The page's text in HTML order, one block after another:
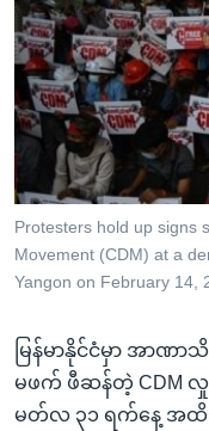
ပင်မ
အ
ညွန်း
စာမျက်နှာ
သို့
ကျော်
ကြည့်
ရန်
ရှာဖွေ
နေရာ
သို့
ကျော်
ရုပ်ရှင်ထဲက အင်္ဂလိပ်စာ
သုတပဒေသာ အင်္ဂလိပ်စ
တီဗွီ
ရေဒီယို/တီဗွီအစီအစဉ်
Learning English
ဗွီအိုအေ လူမှုကွန်ယက်များ
ဘာသာစကားများ
Protesters hold up signs
Movement (CDM) at a
Yangon on February 14,
မြန်မာနိုင်ငံမှာ အာဏ
မဖက် ဖီဆန်တဲ့ CDM လှု
မတ်လ ၃၁ ရက်နေ့ အထိသ